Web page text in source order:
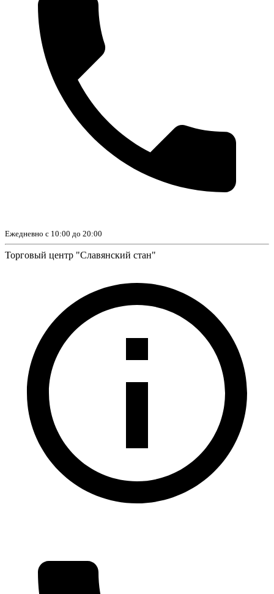
Ежедневно с 10:00 до 20:00
Торговый центр "Славянский стан"